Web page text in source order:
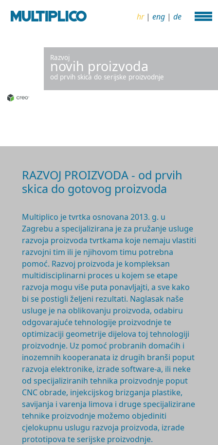
hr| eng | de
Razvoj
novih proizvoda
od prvih skica do serijske proizvodnje
RAZVOJ PROIZVODA - od prvih
skica do gotovog proizvoda
Multiplico je tvrtka osnovana 2013. g. u
Zagrebu a specijalizirana je za pružanje usluge
razvoja proizvoda tvrtkama koje nemaju vlastiti
razvojni tim ili je njihovom timu potrebna
pomoć. Razvoj proizvoda je kompleksan
multidisciplinarni proces u kojem se etape
razvoja mogu više puta ponavljajti, a sve kako
bi se postigli željeni rezultati. Naglasak naše
usluge je na oblikovanju proizvoda, odabiru
odgovarajuće tehnologije proizvodnje te
optimizaciji geometrije dijelova toj tehnologiji
proizvodnje. Uz pomoć probranih domaćih i
inozemnih kooperanata iz drugih branši poput
razvoja elektronike, izrade software-a, ili neke
od specijaliziranih tehnika proizvodnje poput
CNC obrade, injekcijskog brizganja plastike,
savijanja i varenja limova i druge specijalizirane
tehnike proizvodnje možemo objediniti
cjelokupnu uslugu razvoja proizvoda, izrade
prototipova te serijske proizvodnje.